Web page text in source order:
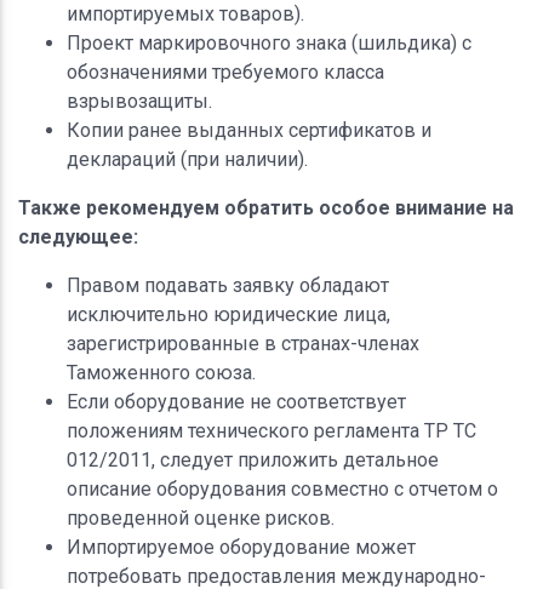
импортируемых товаров).
Проект маркировочного знака (шильдика) с
обозначениями требуемого класса
взрывозащиты.
Копии ранее выданных сертификатов и
деклараций (при наличии).
Также рекомендуем обратить особое внимание на
следующее:
Правом подавать заявку обладают
исключительно юридические лица,
зарегистрированные в странах-членах
Таможенного союза.
Если оборудование не соответствует
положениям технического регламента ТР ТС
012/2011, следует приложить детальное
описание оборудования совместно с отчетом о
проведенной оценке рисков.
Импортируемое оборудование может
потребовать предоставления международно-